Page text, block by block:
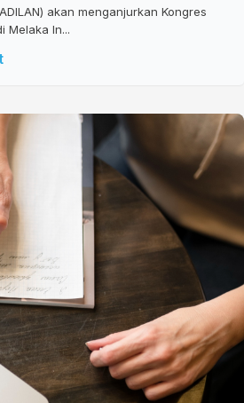
akan menganjurkan Kongres
Melaka In...